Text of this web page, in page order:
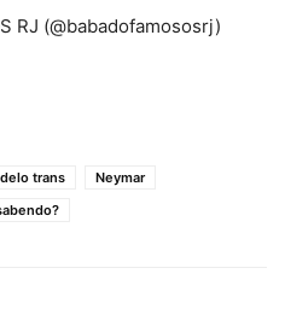
RJ (@babadofamososrj)
trans
Neymar